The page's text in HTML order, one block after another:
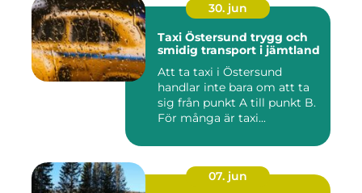
30. jun
Taxi Östersund trygg och
smidig transport i jämtland
Att ta taxi i Östersund
handlar inte bara om att ta
sig från punkt A till punkt B.
För många är taxi...
07. jun